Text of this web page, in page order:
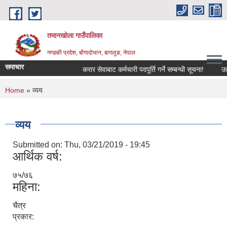
Skip to main content
तमानखोला गाउँपालिका
गण्डकी प्रदेश, बोंगादोभान, बागलुङ, नेपाल
समाचार करार सेवाबाट कर्मचारी पदपूर्ति गर्ने सम्बन्धी सूचना!
You are here
Home » व्यय
व्यय
Submitted on: Thu, 03/21/2019 - 19:45
आर्थिक वर्ष:
७५/७६
महिना:
चैत्र
प्रकार: